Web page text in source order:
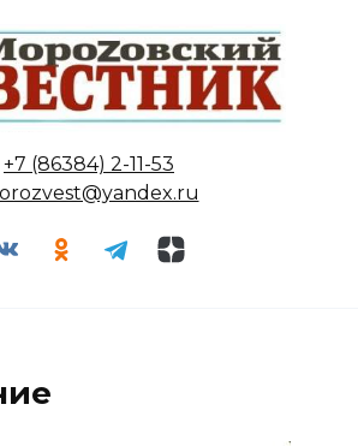
+7 (86384) 2-11-53